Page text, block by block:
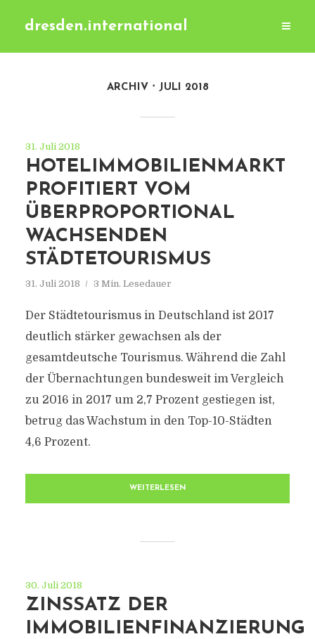
dresden.international
ARCHIV JULI 2018
31. Juli 2018
HOTELIMMOBILIENMARKT
PROFITIERT VOM
ÜBERPROPORTIONAL
WACHSENDEN
STÄDTETOURISMUS
31. Juli 2018 3 Min. Lesedauer
Der Städtetourismus in Deutschland ist 2017
deutlich stärker gewachsen als der
gesamtdeutsche Tourismus. Während die Zahl
der Übernachtungen bundesweit im Vergleich
zu 2016 in 2017 um 2,7 Prozent gestiegen ist,
betrug das Wachstum in den Top-10-Städten
4,6 Prozent.
WEITERLESEN
30. Juli 2018
ZINSSATZ DER
IMMOBILIENFINANZIERUNG